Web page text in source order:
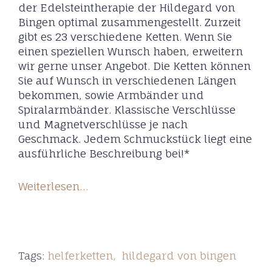
der Edelsteintherapie der Hildegard von
Bingen optimal zusammengestellt. Zurzeit
gibt es 23 verschiedene Ketten. Wenn Sie
einen speziellen Wunsch haben, erweitern
wir gerne unser Angebot. Die Ketten können
Sie auf Wunsch in verschiedenen Längen
bekommen, sowie Armbänder und
Spiralarmbänder. Klassische Verschlüsse
und Magnetverschlüsse je nach
Geschmack. Jedem Schmuckstück liegt eine
ausführliche Beschreibung bei!*
Weiterlesen…
Tags: helferketten hildegard von bingen